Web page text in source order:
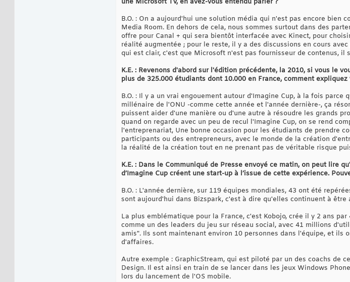
une Microsoft TV, en avez-vous entendu parler ?
B.O. : On a aujourd'hui une solution média qui n'est pas encore bien
Media Room. En dehors de cela, nous sommes surtout dans des
offre pour Canal + qui sera bientôt interfacée avec Kinect, pour
réalité augmentée ; pour le reste, il y a des discussions en cours
qui est clair, c'est que Microsoft n'est pas fournisseur de contenus, il
K.E. : Revenons d'abord sur l'édition précédente, la 2010, si vous le
plus de 325.000 étudiants dont 10.000 en France, comment
B.O. : Il y a un vrai engouement autour d'Imagine Cup, à la fois
millénaire de l'ONU -comme cette année et l'année dernière-, ça
puissent aider d'une manière ou d'une autre à résoudre les grands
quand on regarde avec un peu de recul l'Imagine Cup, on se rend
l'entreprenariat, Une bonne occasion pour les étudiants de prendre
participants ou des entrepreneurs, avec le monde de la création
la réalité de la création tout en ne prenant pas de véritable risque
K.E. : Dans le Communiqué de Presse envoyé ce matin, on peut lire
d’Imagine Cup créent une start-up à l’issue de cette expérience.
B.O. : L'année dernière, sur 119 équipes mondiales, 43 ont été
sont aujourd'hui dans Bizspark, c'est à dire qu'elles continuent à être
La plus emblématique pour la France, c'est Kobojo, crée il y 2 ans
comme un des leaders du jeu sur réseau social, avec 41 millions
amis". Ils sont maintenant environ 10 personnes dans l'équipe, et
d'affaires.
Autre exemple : GraphicStream, qui est piloté par un des coachs de
Design. Il est ainsi en train de se lancer dans les jeux Windows
lors du lancement de l'OS mobile.